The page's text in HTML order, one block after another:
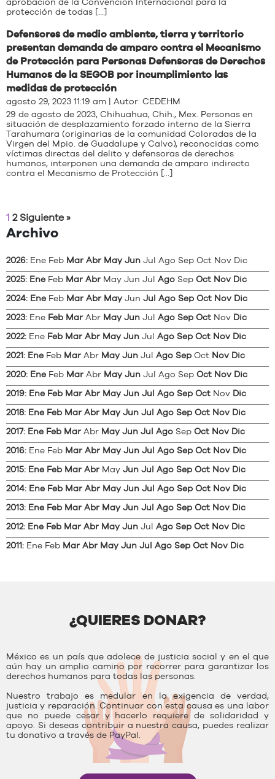
aprobación de la Convención Internacional para la
protección de todas […]
Defensores de medio ambiente, tierra y territorio
presentan demanda de amparo contra el Mecanismo
de Protección para Personas Defensoras de Derechos
Humanos de la SEGOB por incumplimiento las
medidas de protección
agosto 29, 2023 11:19 am | Autor: CEDEHM
29 de agosto de 2023, Chihuahua, Chih., Mex. Personas en
situación de desplazamiento forzado interno de la Sierra
Tarahumara (originarias de la comunidad Coloradas de la
Virgen del Mpio. de Guadalupe y Calvo), reconocidas como
víctimas directas del delito y defensoras de derechos
humanos, interponen una demanda de amparo indirecto
contra el Mecanismo de Protección […]
1 2 Siguiente »
Archivo
2026: Ene Feb Mar Abr May Jun Jul Ago Sep Oct Nov Dic
2025: Ene Feb Mar Abr May Jun Jul Ago Sep Oct Nov Dic
2024: Ene Feb Mar Abr May Jun Jul Ago Sep Oct Nov Dic
2023: Ene Feb Mar Abr May Jun Jul Ago Sep Oct Nov Dic
2022: Ene Feb Mar Abr May Jun Jul Ago Sep Oct Nov Dic
2021: Ene Feb Mar Abr May Jun Jul Ago Sep Oct Nov Dic
2020: Ene Feb Mar Abr May Jun Jul Ago Sep Oct Nov Dic
2019: Ene Feb Mar Abr May Jun Jul Ago Sep Oct Nov Dic
2018: Ene Feb Mar Abr May Jun Jul Ago Sep Oct Nov Dic
2017: Ene Feb Mar Abr May Jun Jul Ago Sep Oct Nov Dic
2016: Ene Feb Mar Abr May Jun Jul Ago Sep Oct Nov Dic
2015: Ene Feb Mar Abr May Jun Jul Ago Sep Oct Nov Dic
2014: Ene Feb Mar Abr May Jun Jul Ago Sep Oct Nov Dic
2013: Ene Feb Mar Abr May Jun Jul Ago Sep Oct Nov Dic
2012: Ene Feb Mar Abr May Jun Jul Ago Sep Oct Nov Dic
2011: Ene Feb Mar Abr May Jun Jul Ago Sep Oct Nov Dic
¿QUIERES DONAR?
México es un país que adolece de justicia social y en el que
aún hay un amplio camino por recorrer para garantizar los
derechos humanos para todas las personas.
Nuestro trabajo es medular en la exigencia de verdad,
justicia y reparación. Continuar con esta causa es una labor
que no puede cesar y hacerlo requiere de solidaridad y
apoyo. Si deseas contribuir a nuestra causa, puedes realizar
tu donativo a través de PayPal.